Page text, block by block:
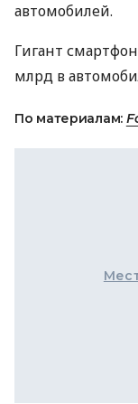
автомобилей.
Гигант
млрд в
По материалам: